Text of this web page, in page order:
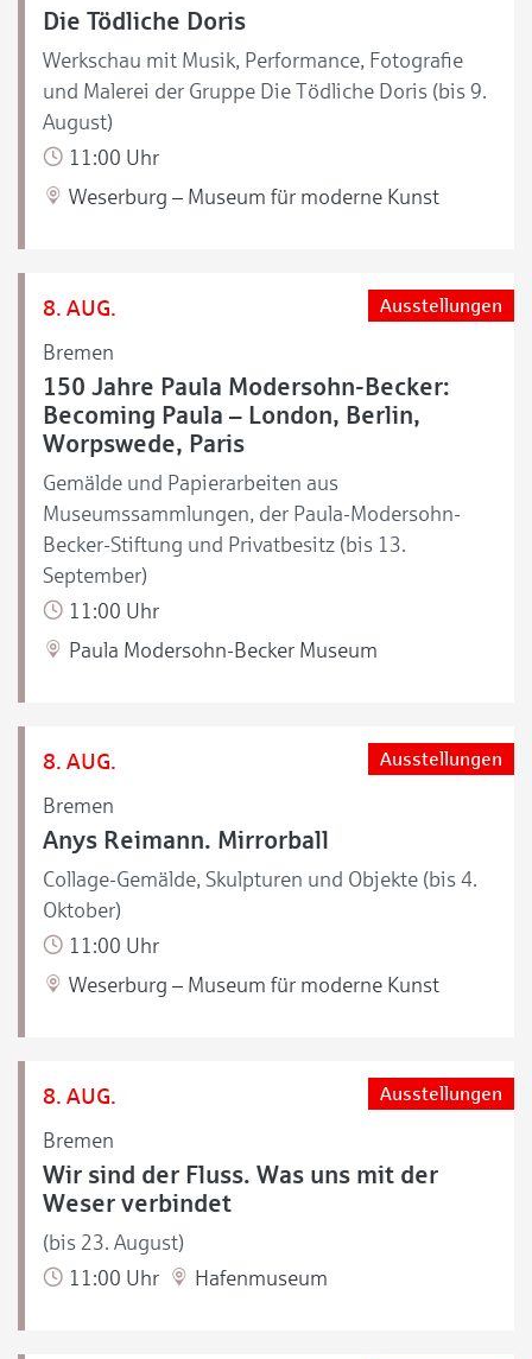
Die Tödliche Doris
Werkschau mit Musik, Performance, Fotografie
und Malerei der Gruppe Die Tödliche Doris (bis 9.
August)
11:00 Uhr
Weserburg – Museum für moderne Kunst
8. AUG.
Bremen
Ausstellungen
150 Jahre Paula Modersohn-Becker:
Becoming Paula – London, Berlin,
Worpswede, Paris
Gemälde und Papierarbeiten aus
Museumssammlungen, der Paula-Modersohn-
Becker-Stiftung und Privatbesitz (bis 13.
September)
11:00 Uhr
Paula Modersohn-Becker Museum
8. AUG.
Bremen
Ausstellungen
Anys Reimann. Mirrorball
Collage-Gemälde, Skulpturen und Objekte (bis 4.
Oktober)
11:00 Uhr
Weserburg – Museum für moderne Kunst
8. AUG.
Bremen
Ausstellungen
Wir sind der Fluss. Was uns mit der
Weser verbindet
(bis 23. August)
11:00 Uhr
Hafenmuseum